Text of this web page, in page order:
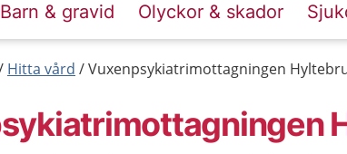
Barn & gravid Olyckor & skador
Hitta vård Vuxenpsykiatrimottagningen